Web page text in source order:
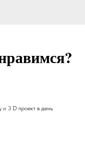
3 D проект в день